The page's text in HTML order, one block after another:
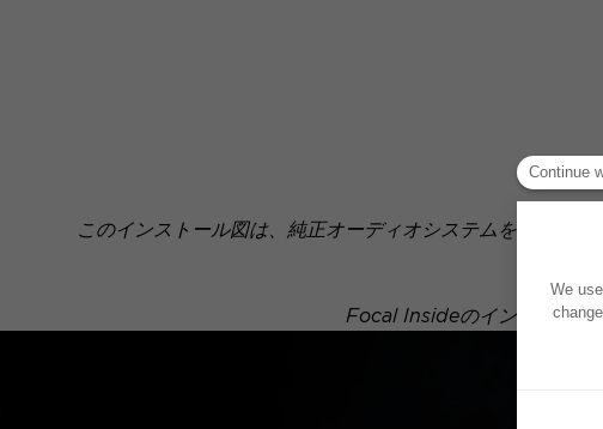
このインストール図は、純正オーディオシステムを搭載し
Focal Insideのインストール